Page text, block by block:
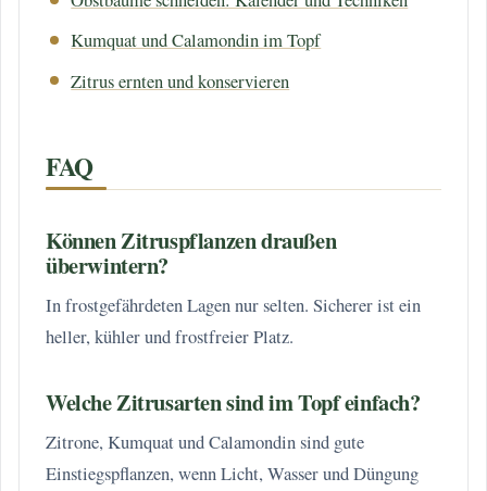
Kumquat und Calamondin im Topf
Zitrus ernten und konservieren
FAQ
Können Zitruspflanzen draußen
überwintern?
In frostgefährdeten Lagen nur selten. Sicherer ist ein
heller, kühler und frostfreier Platz.
Welche Zitrusarten sind im Topf einfach?
Zitrone, Kumquat und Calamondin sind gute
Einstiegspflanzen, wenn Licht, Wasser und Düngung